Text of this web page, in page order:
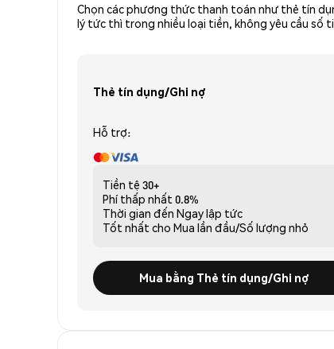
Chọn các phương thức thanh toán như thẻ tín
lý tức thì trong nhiều loại tiền, không yêu cầu số
Thẻ tín dụng/Ghi nợ
Hỗ trợ:
Tiền tệ 30+
Phí thấp nhất 0.8%
Thời gian đến Ngay lập tức
Tốt nhất cho Mua lần đầu/Số lượng nhỏ
Mua bằng Thẻ tín dụng/Ghi nợ